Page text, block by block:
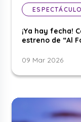
¡Ya hay fecha!
estreno de “Al
09 Mar 2026